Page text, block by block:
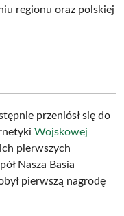
regionu oraz polskiej
przeniósł się do
Wojskowej
pierwszych
Nasza Basia
pierwszą nagrodę